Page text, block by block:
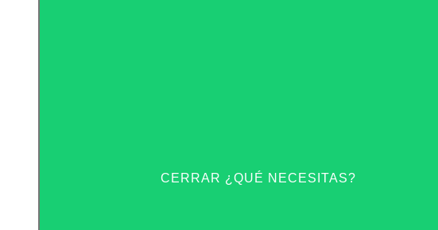
CERRAR ¿QUÉ NECESITAS?